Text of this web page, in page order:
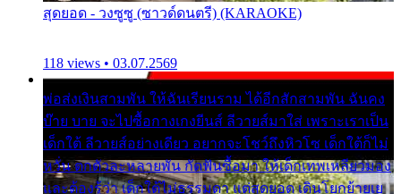
สุดยอด - วงซูซู (ซาวด์ดนตรี) (KARAOKE)
118 views • 03.07.2569
พ่อส่งเงินสามพัน ให้ฉันเรียนราม ได้อีกสักสามพัน ฉันคง
บ๊าย บาย จะไปซื้อกางเกงยีนส์ ลีวายส์มาใส่ เพราะเราเป็น
เด็กใต้ ลีวายส์อย่างเดียว อยากจะโชว์ถึงหิวโซ เด็กใต้ก็ไม่
หวั่น ตกตัวละหลายพัน กัดฟันซื้อมา ให้เด็กเทพเหลียวมอง
และต้องรู้ว่า เด็กใต้ไม่ธรรมดา แต่สุดยอด เดินโยกย้ายเย